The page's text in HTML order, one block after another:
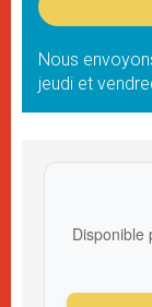
Nous
jeudi et
Disponible